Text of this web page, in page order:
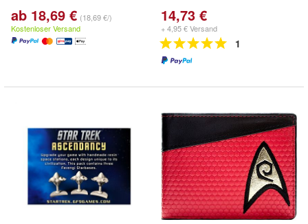
ab 18,69 € (18,69 €/)
Kostenloser Versand
14,73 €
+ 4,95 € Versand
1